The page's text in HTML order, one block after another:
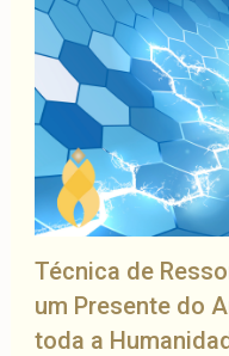
Técnica de
um Presente do
toda a